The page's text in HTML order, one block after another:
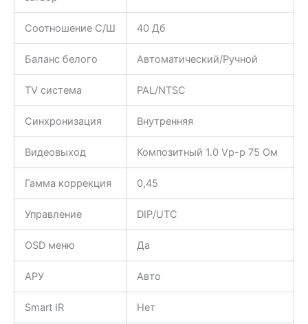
Соотношение С/Ш 40 Дб
Баланс белого Автоматический/Ручной
TV система PAL/NTSC
Синхронизация Внутренняя
Видеовыход Композитный 1.0 Vp-p 75 Ом
Гамма коррекция 0,45
Управление DIP/UTC
OSD меню Да
АРУ Авто
Smart IR Нет